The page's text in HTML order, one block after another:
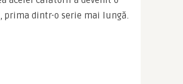
, prima dintr-o serie mai lungă.